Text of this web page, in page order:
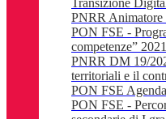
Transizione
PNRR
PON FSE -
competenze”
PNRR DM 19/
territoriali e il
PON FSE
PON FSE -